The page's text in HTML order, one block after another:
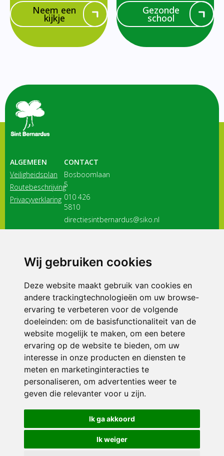
Wij gebruiken cookies
Deze website maakt gebruik van cookies en
andere trackingtechnologieën om uw browse-
ervaring te verbeteren voor de volgende
doeleinden: om de basisfunctionaliteit van de
website mogelijk te maken, om een betere
ervaring op de website te bieden, om uw
interesse in onze producten en diensten te
meten en marketinginteracties te
personaliseren, om advertenties weer te
geven die relevanter voor u zijn.
Ik ga akkoord
Ik weiger
Neem een
kijkje
Gezonde
school
ALGEMEEN
Veiligheidsplan
Routebeschrijving
Privacyverklaring
CONTACT
Bosboomlaan
5
010 426
5810
directiesintbernardus@siko.nl
3116 JB
ONDERDEEL VAN
© 2026 Sint Bernardus | Alle rechten voorbehouden
Privacy policy|Disclaimer| Klachtenregeling|RSIN en Anbi
voorkeuren
Crealisatie The MindOffice